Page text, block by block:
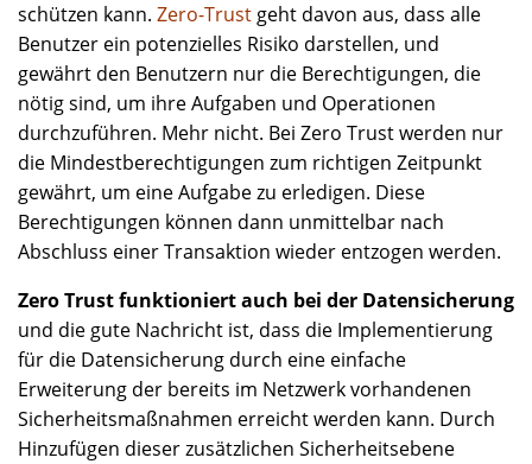
schützen kann. Zero-Trust geht davon aus, dass alle
Benutzer ein potenzielles Risiko darstellen, und
gewährt den Benutzern nur die Berechtigungen, die
nötig sind, um ihre Aufgaben und Operationen
durchzuführen. Mehr nicht. Bei Zero Trust werden nur
die Mindestberechtigungen zum richtigen Zeitpunkt
gewährt, um eine Aufgabe zu erledigen. Diese
Berechtigungen können dann unmittelbar nach
Abschluss einer Transaktion wieder entzogen werden.
Zero Trust funktioniert auch bei der Datensicherung
und die gute Nachricht ist, dass die Implementierung
für die Datensicherung durch eine einfache
Erweiterung der bereits im Netzwerk vorhandenen
Sicherheitsmaßnahmen erreicht werden kann. Durch
Hinzufügen dieser zusätzlichen Sicherheitsebene